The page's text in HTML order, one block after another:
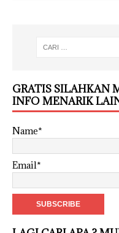
GRATIS SILAHKAN
INFO MENARIK
Name*
Email*